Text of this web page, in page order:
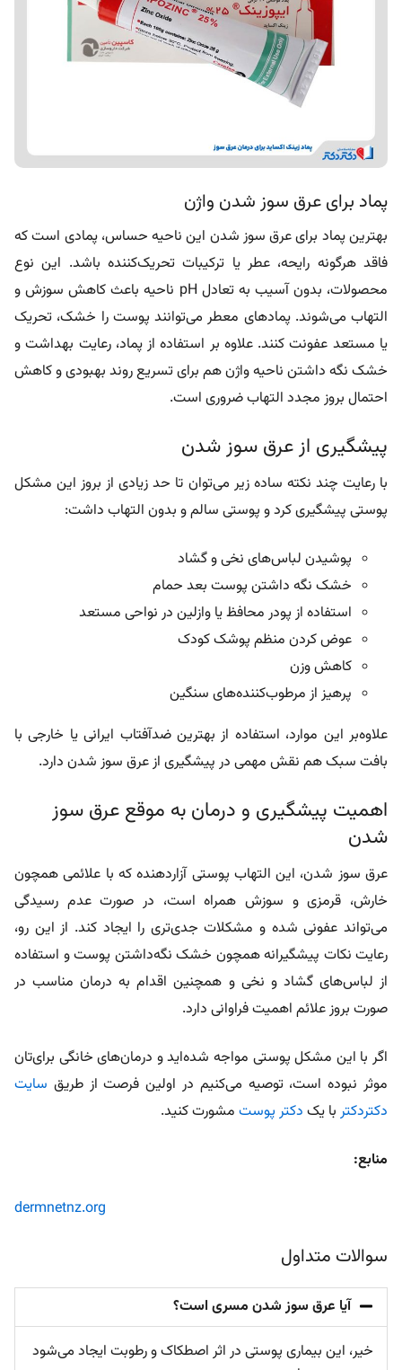
پماد برای عرق سوز شدن واژن
بهترین پماد برای عرق سوز شدن این ناحیه حساس، پمادی است که
فاقد هرگونه رایحه، عطر یا ترکیبات تحریک‌کننده باشد. این نوع
محصولات، بدون آسیب به تعادل pH ناحیه باعث کاهش سوزش و
التهاب می‌شوند.پمادهای معطر می‌توانند پوست را خشک، تحریک
یا مستعد عفونت کنند. علاوه بر استفاده از پماد، رعایت بهداشت و
خشک نگه داشتن ناحیه واژن هم برای تسریع روند بهبودی و کاهش
احتمال بروز مجدد التهاب ضروری است.
پیشگیری از عرق سوز شدن
با رعایت چند نکته ساده زیر می‌توان تا حد زیادی از بروز این مشکل
پوستی پیشگیری کرد و پوستی سالم و بدون التهاب داشت:
پوشیدن لباس‌های نخی و گشاد
خشک نگه داشتن پوست بعد حمام
استفاده از پودر محافظ یا وازلین در نواحی مستعد
عوض کردن منظم پوشک کودک
کاهش وزن
پرهیز از مرطوب‌کننده‌های سنگین
علاوه‌بر این موارد، استفاده از بهترین ضدآفتاب ایرانییا خارجی با
بافت سبک هم نقش مهمی در پیشگیری از عرق‌ سوز شدن دارد.
اهمیت پیشگیری و درمان به‌ موقع عرق سوز
شدن
عرق‌ سوز شدن، این التهاب پوستی آزاردهنده که با علائمی همچون
خارش، قرمزی و سوزش همراه است، در صورت عدم رسیدگی
می‌تواند عفونی شده و مشکلات جدی‌تری را ایجاد کند. از این رو،
رعایت نکات پیشگیرانه همچون خشک نگه‌داشتن پوست و استفاده
از لباس‌های گشاد و نخی و همچنین اقدام به درمان مناسب در
صورت بروز علائم اهمیت فراوانی دارد.
اگر با این مشکل پوستی مواجه شده‌اید و درمان‌های خانگی برای‌تان
موثر نبوده است، توصیه می‌کنیم در اولین فرصت از طریق سایت
دکتردکتر با یک دکتر پوست مشورت کنید.
منابع:
dermnetnz.org
سوالات متداول
آیا عرق سوز شدن مسری است؟
خیر، این بیماری پوستی در اثر اصطکاک و رطوبت ایجاد می‌شود